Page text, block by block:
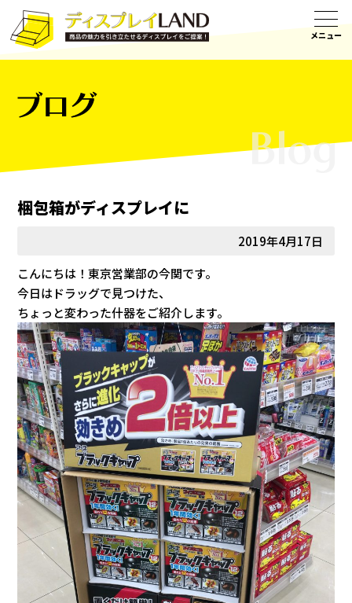
ブログ
梱包箱がディスプレイに
2019年4月17日
こんにちは！東京営業部の今関です。
今日はドラッグで見つけた、
ちょっと変わった什器をご紹介します。